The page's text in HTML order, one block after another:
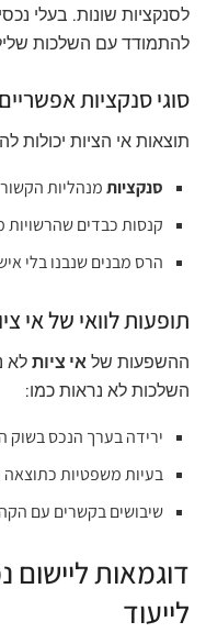
לסנקציות שונות. בעלי
להתמודד עם השלכות
סוגי סנקציות אפשריים
תוצאות אי הציות יכולות
סנקציותמנהליות
קנסות כבדים שהרשויות
הרס מבנים שנבנו בלי
תופעות לוואי של אי
ההשפעות שלאי ציותלא
השלכות לא נראות כמו:
ירידה בערך הנכס בשוק
בעיות משפטיות
שיבושים בקשרים עם
דוגמאות ליישום
לייעוד